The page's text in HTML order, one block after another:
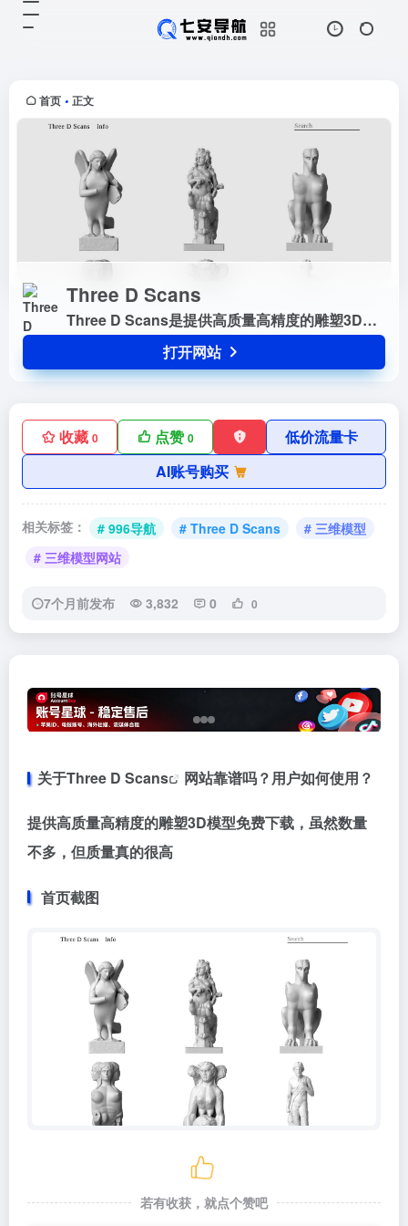
首页 • 正文
Three D Scans
Three D Scans是提供高质量高精度的雕塑3D模型免费下载，虽然数量不多，但质量真的很高
打开网站
收藏 0 点赞0
低价流量卡
AI账号购买
相关标签： # 996导航 # Three D Scans
# 三维模型
# 三维模型网站
7个月前发布 3,832 0 0
量不多，但质量真的很高
关于Three D Scans 网站靠谱吗？用户如何使用？
提供高质量高精度的雕塑3D模型免费下载，虽然数量
不多，但质量真的很高
首页截图
若有收获，就点个赞吧